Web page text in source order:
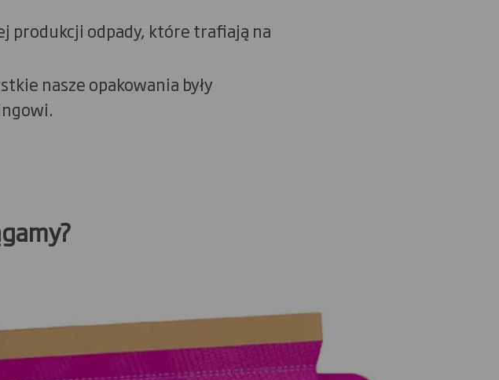
produkcji odpady, które trafiają na
nasze opakowania były